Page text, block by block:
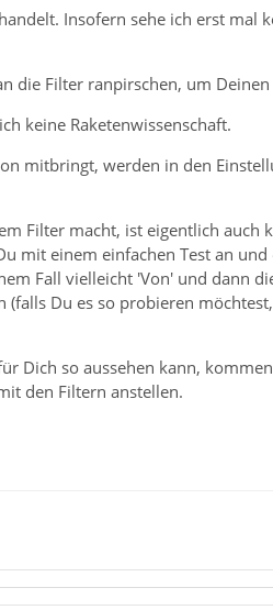
Insofern sehe ich erst mal
die Filter ranpirschen, um
keine Raketenwissenschaft.
mitbringt, werden in den
Filter macht, ist eigentlich auch
mit einem einfachen Test an
Fall vielleicht 'Von' und dann
Du es so probieren
Dich so aussehen kann,
den Filtern anstellen.